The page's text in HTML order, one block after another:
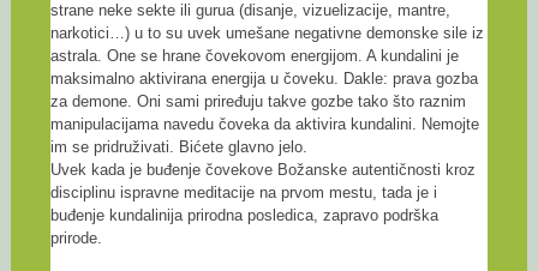
strane neke sekte ili gurua (disanje, vizuelizacije, mantre,
narkotici…) u to su uvek umešane negativne demonske sile iz
astrala. One se hrane čovekovom energijom. A kundalini je
maksimalno aktivirana energija u čoveku. Dakle: prava gozba
za demone. Oni sami priređuju takve gozbe tako što raznim
manipulacijama navedu čoveka da aktivira kundalini. Nemojte
im se pridruživati. Bićete glavno jelo.
Uvek kada je buđenje čovekove Božanske autentičnosti kroz
disciplinu ispravne meditacije na prvom mestu, tada je i
buđenje kundalinija prirodna posledica, zapravo podrška
prirode.